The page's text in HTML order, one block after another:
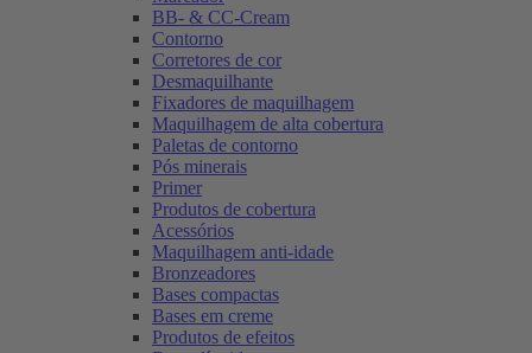
BB- & CC-Cream
Contorno
Corretores de cor
Desmaquilhante
Fixadores de maquilhagem
Maquilhagem de alta cobertura
Paletas de contorno
Pós minerais
Primer
Produtos de cobertura
Acessórios
Maquilhagem anti-idade
Bronzeadores
Bases compactas
Bases em creme
Produtos de efeitos